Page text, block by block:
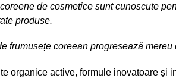
de cosmetice sunt cunoscute
produse.
frumusețe coreean progresează
organice active, formule inovatoare și